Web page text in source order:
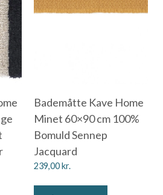
Bademåtte Kave Home
Minet 60×90 cm 100%
Bomuld Sennep
Jacquard
239,00kr.